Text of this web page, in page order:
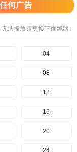
何广告
↓无法播放请更换下面线路↓
04
08
12
16
20
24